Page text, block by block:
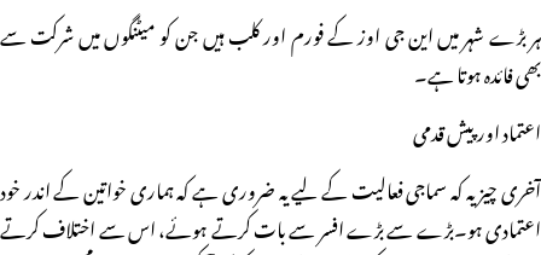
ہر بڑے شہر میں این جی اوز کے فورم اور کلب ہیں جن کو میٹنگوں میں شرکت سے
بھی فائدہ ہوتا ہے۔
اعتماد اور پیش قدمی
آخری چیز یہ کہ سماجی فعالیت کے لیے یہ ضروری ہے کہ ہماری خواتین کے اندر خود
اعتمادی ہو۔بڑے سے بڑے افسر سے بات کرتے ہوئے، اس سے اختلاف کرتے